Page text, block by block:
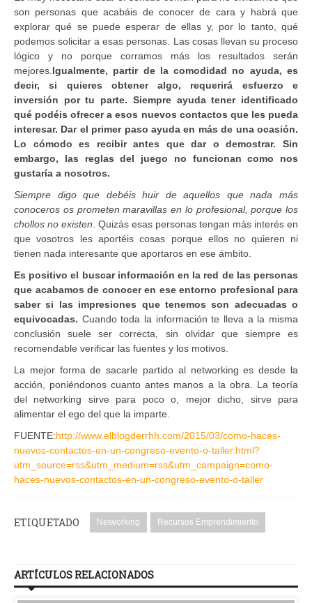
son personas que acabáis de conocer de cara y habrá que
explorar qué se puede esperar de ellas y, por lo tanto, qué
podemos solicitar a esas personas. Las cosas llevan su proceso
lógico y no porque corramos más los resultados serán
mejores. Igualmente, partir de la comodidad no ayuda, es
decir, si quieres obtener algo, requerirá esfuerzo e
inversión por tu parte. Siempre ayuda tener identificado
qué podéis ofrecer a esos nuevos contactos que les pueda
interesar. Dar el primer paso ayuda en más de una ocasión.
Lo cómodo es recibir antes que dar o demostrar. Sin
embargo, las reglas del juego no funcionan como nos
gustaría a nosotros.
Siempre digo que debéis huir de aquellos que nada más
conoceros os prometen maravillas en lo profesional, porque los
chollos no existen . Quizás esas personas tengan más interés en
que vosotros les aportéis cosas porque ellos no quieren ni
tienen nada interesante que aportaros en ese ámbito.
Es positivo el buscar información en la red de las personas
que acabamos de conocer en ese entorno profesional para
saber si las impresiones que tenemos son adecuadas o
equivocadas. Cuando toda la información te lleva a la misma
conclusión suele ser correcta, sin olvidar que siempre es
recomendable verificar las fuentes y los motivos.
La mejor forma de sacarle partido al networking es desde la
acción, poniéndonos cuanto antes manos a la obra. La teoría
del networking sirve para poco o, mejor dicho, sirve para
alimentar el ego del que la imparte.
FUENTE:http://www.elblogderrhh.com/2015/03/como-haces-
nuevos-contactos-en-un-congreso-evento-o-taller.html?
utm_source=rss&utm_medium=rss&utm_campaign=como-
haces-nuevos-contactos-en-un-congreso-evento-o-taller
ETIQUETADO Networking Recursos Emprendimiento
ARTÍCULOS RELACIONADOS